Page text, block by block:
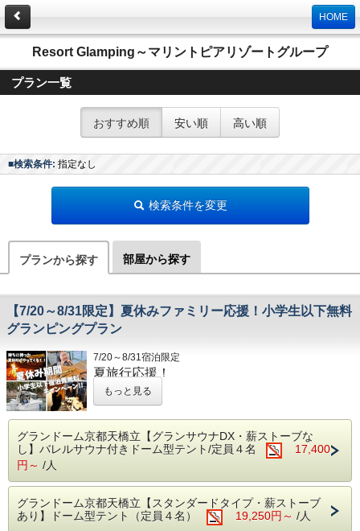
HOME
Resort Glamping～マリントピアリゾートグループ
プラン一覧
おすすめ順 安い順 高い順
■検索条件: 指定なし
検索条件を変更
プランから探す 部屋から探す
【7/20～8/31限定】夏休みファミリー応援！小学生以下無料
グランピングプラン
7/20～8/31宿泊限定
夏旅行応援！
小学生以下無料ファミリーグランピング
家族みんなで、天橋立の夏を思いっきり楽しもう！
夏休みの家族旅行にぴったりの期間限定プランが登場。
本プランでは、小学生以下のお子様の宿泊料金が無料
家族みんなで気軽にグランピングを楽しめる、夏だけのお得
ランピングリゾート。 ドーム型テントで過ごす非日常の時
間、外で楽しむお食事、夜の星空など、 お子様にとっても
思い出に残る体験がいっぱいです。
このプランのおすすめポイント
もっと見る
グランドーム京都天橋立【グランサウナDX・薪ストーブな
し】バレルサウナ付きドーム型テント/定員４名
17,400
円～ /人
グランドーム京都天橋立【スタンダードタイプ・薪ストーブ
あり】ドーム型テント（定員４名）
19,250円～ /人